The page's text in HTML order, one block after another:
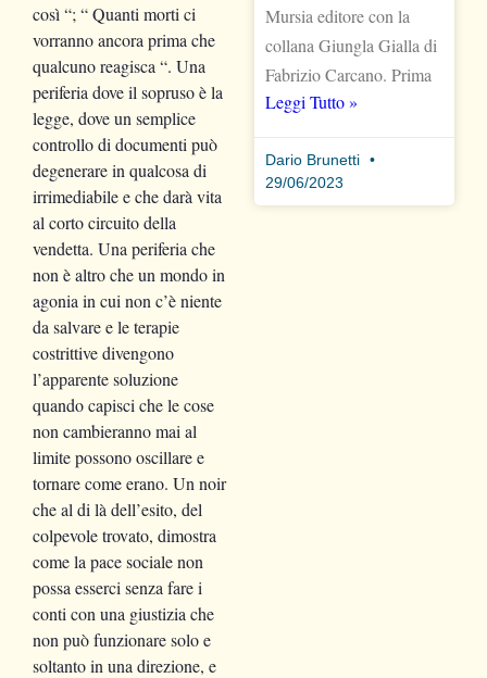
così “; “ Quanti morti ci
vorranno ancora prima che
qualcuno reagisca “. Una
periferia dove il sopruso è la
legge, dove un semplice
controllo di documenti può
degenerare in qualcosa di
irrimediabile e che darà vita
al corto circuito della
vendetta. Una periferia che
non è altro che un mondo in
agonia in cui non c’è niente
da salvare e le terapie
costrittive divengono
l’apparente soluzione
quando capisci che le cose
non cambieranno mai al
limite possono oscillare e
tornare come erano. Un noir
che al di là dell’esito, del
colpevole trovato, dimostra
come la pace sociale non
possa esserci senza fare i
conti con una giustizia che
non può funzionare solo e
soltanto in una direzione, e
Mursia editore con la
collana Giungla Gialla di
Fabrizio Carcano. Prima
Leggi Tutto »
Dario Brunetti
29/06/2023